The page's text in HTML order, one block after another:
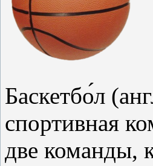
Баскетбо́л
спортивная
две команды,